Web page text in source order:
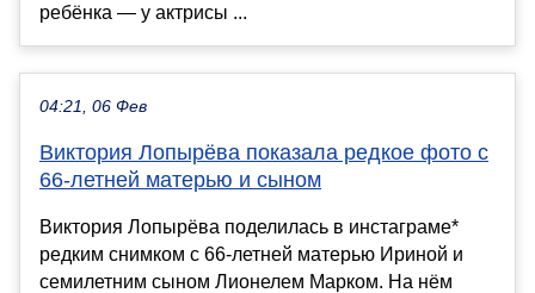
ребёнка — у актрисы ...
04:21, 06 Фев
Виктория Лопырёва показала редкое фото с
66-летней матерью и сыном
Виктория Лопырёва поделилась в инстаграме*
редким снимком с 66-летней матерью Ириной и
семилетним сыном Лионелем Марком. На нём